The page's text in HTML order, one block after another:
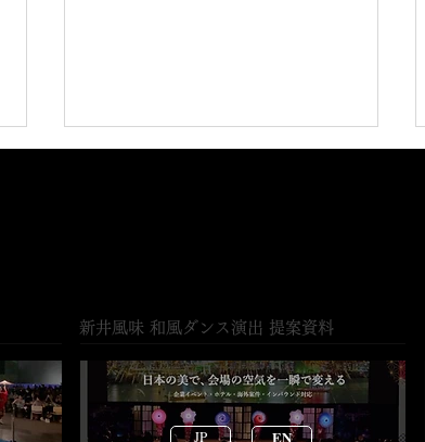
マンダリンオリエンタル東京
開催イベントに出演
​新井風味 和風ダンス演出 提案資料
JP EN